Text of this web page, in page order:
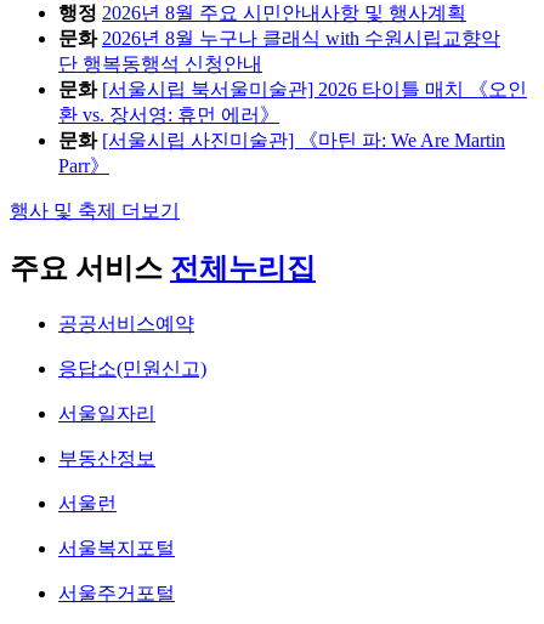
행정 2026년 8월 주요 시민안내사항 및 행사계획
문화 2026년 8월 누구나 클래식 with 수원시립교향악
단 행복동행석 신청안내
문화 [서울시립 북서울미술관] 2026 타이틀 매치 《오인
환 vs. 장서영: 휴먼 에러》
문화 [서울시립 사진미술관] 《마틴 파: We Are Martin
Parr》
행사 및 축제 더보기
주요 서비스 전체누리집
공공서비스예약
응답소(민원신고)
서울일자리
부동산정보
서울런
서울복지포털
서울주거포털